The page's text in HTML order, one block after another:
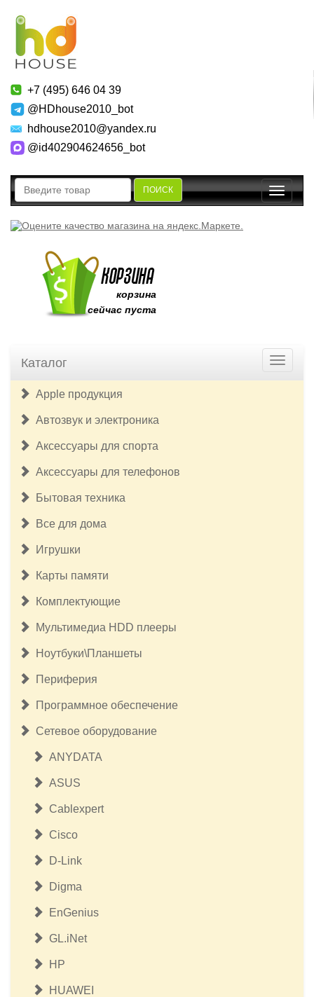
+7 (495) 646 04 39
@HDhouse2010_bot
hdhouse2010@yandex.ru
@id402904624656_bot
ПОИСК
Toggle
корзина
сейчас пуста
Каталог
Apple продукция
Автозвук и электроника
Аксессуары для спорта
Аксессуары для телефонов
Бытовая техника
Все для дома
Игрушки
Карты памяти
Комплектующие
Мультимедиа HDD плееры
Ноутбуки\Планшеты
Периферия
Программное обеспечение
Сетевое оборудование
ANYDATA
ASUS
Cablexpert
Cisco
D-Link
Digma
EnGenius
GL.iNet
HP
HUAWEI